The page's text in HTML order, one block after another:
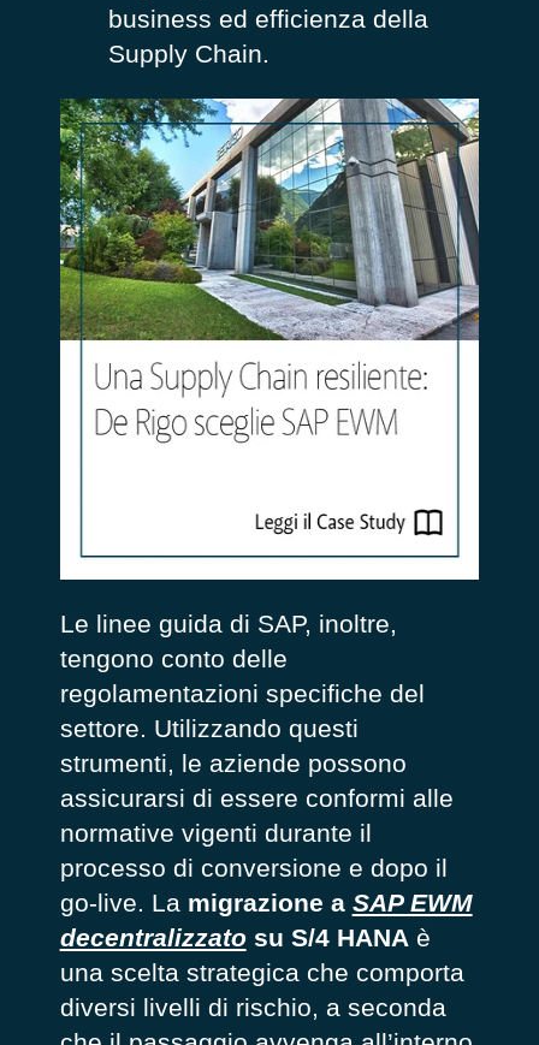
business ed efficienza della
Supply Chain.
Le linee guida di SAP, inoltre,
tengono conto delle
regolamentazioni specifiche del
settore. Utilizzando questi
strumenti, le aziende possono
assicurarsi di essere conformi alle
normative vigenti durante il
processo di conversione e dopo il
go-live. La migrazione a SAP EWM
decentralizzatosu S/4 HANA è
una scelta strategica che comporta
diversi livelli di rischio, a seconda